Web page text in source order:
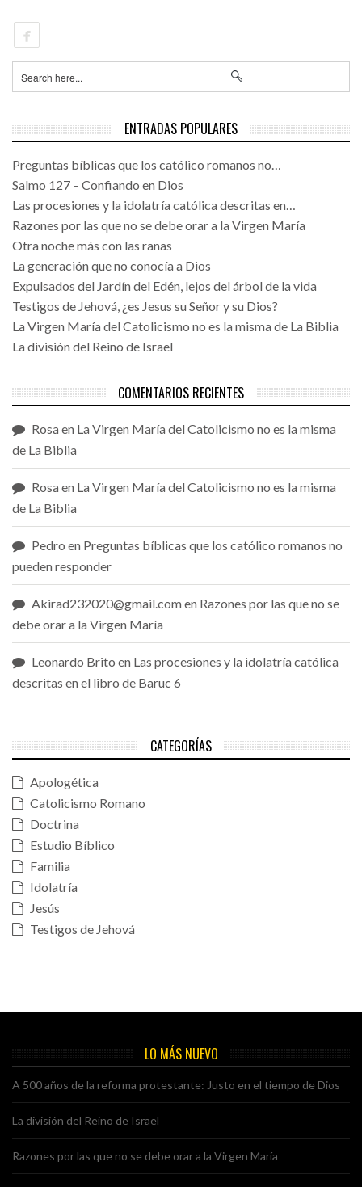
ENTRADAS POPULARES
Preguntas bíblicas que los católico romanos no…
Salmo 127 – Confiando en Dios
Las procesiones y la idolatría católica descritas en…
Razones por las que no se debe orar a la Virgen María
Otra noche más con las ranas
La generación que no conocía a Dios
Expulsados del Jardín del Edén, lejos del árbol de la vida
Testigos de Jehová, ¿es Jesus su Señor y su Dios?
La Virgen María del Catolicismo no es la misma de La Biblia
La división del Reino de Israel
COMENTARIOS RECIENTES
Rosaen La Virgen María del Catolicismo no es la misma
de La Biblia
Rosaen La Virgen María del Catolicismo no es la misma
de La Biblia
Pedro en Preguntas bíblicas que los católico romanos no
pueden responder
Akirad232020@gmail.comen Razones por las que no se
debe orar a la Virgen María
Leonardo Brito en Las procesiones y la idolatría católica
descritas en el libro de Baruc 6
CATEGORÍAS
Apologética
Catolicismo Romano
Doctrina
Estudio Bíblico
Familia
Idolatría
Jesús
Testigos de Jehová
LO MÁS NUEVO
A 500 años de la reforma protestante: Justo en el tiempo de Dios
La división del Reino de Israel
Razones por las que no se debe orar a la Virgen María